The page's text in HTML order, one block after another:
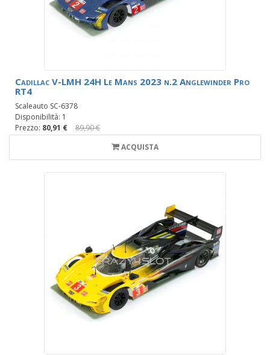
Cadillac V-LMH 24H Le Mans 2023 n.2 Anglewinder Pro
RT4
Scaleauto SC-6378
Disponibilità: 1
Prezzo: 80,91 €
89,90 €
ACQUISTA